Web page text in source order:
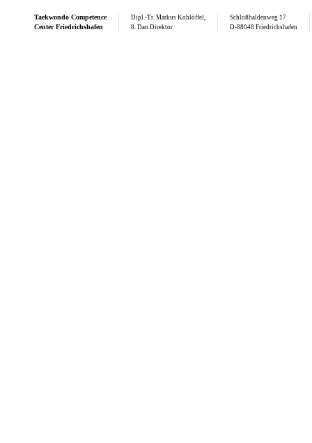
Taekwondo Competence
Center Friedrichshafen
Dipl.-Tr. Markus Kohlöffel,
8. Dan Direktor
Schloßhaldenweg 17
D-88048 Friedrichshafen